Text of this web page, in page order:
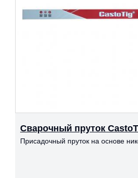
Сварочный пруток
Присадочный пруток на основе